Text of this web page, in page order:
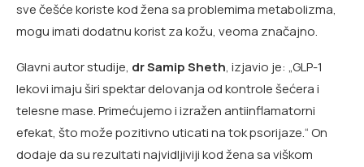
sve češće koriste kod žena sa problemima metabolizma,
mogu imati dodatnu korist za kožu, veoma značajno.
Glavni autor studije, dr Samip Sheth, izjavio je: „GLP-1
lekovi imaju širi spektar delovanja od kontrole šećera i
telesne mase. Primećujemo i izražen antiinflamatorni
efekat, što može pozitivno uticati na tok psorijaze.“ On
dodaje da su rezultati najvidljiviji kod žena sa viškom